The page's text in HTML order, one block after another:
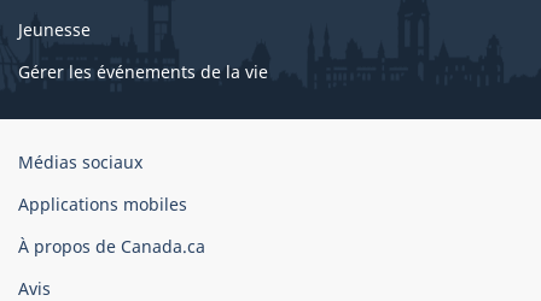
Jeunesse
Gérer les événements de la vie
Organisation
gouvernement
du
Canada
Médias sociaux
Applications mobiles
À propos de Canada.ca
Avis